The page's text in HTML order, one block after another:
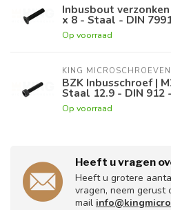
Inbusbout
x 8 - Staal - DIN
Op voorraad
KING MICROSCHROEVEN
BZK Inbusschroef |
Staal 12.9 - DIN 912
Op voorraad
Heeft u vragen
Heeft u grotere
vragen, neem gerust
mail